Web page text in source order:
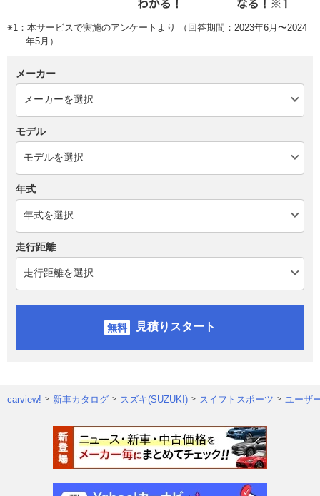
※1：本サービスで実施のアンケートより （回答期間：2023年6月〜2024
年5月）
メーカー
モデル
年式
走行距離
見積りスタート
carview! 新車カタログ スズキ(SUZUKI) スイフトスポーツ ユーザ